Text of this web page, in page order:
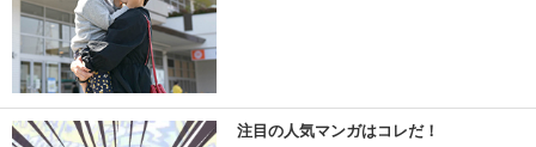
注目の人気マンガはコレだ！